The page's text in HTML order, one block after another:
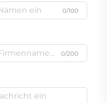
0/100
0/200